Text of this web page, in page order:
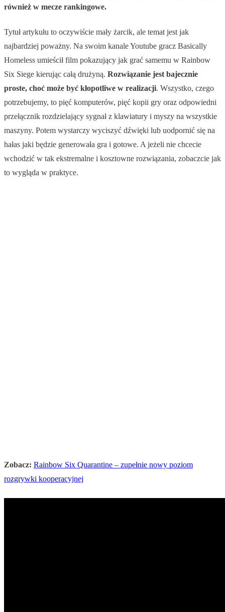
również w mecze rankingowe.
Tytuł artykułu to oczywiście mały żarcik, ale temat jest jak
najbardziej poważny. Na swoim kanale Youtube gracz Basically
Homeless umieścił film pokazujący jak grać samemu w Rainbow
Six Siege kierując całą drużyną. Rozwiązanie jest bajecznie
proste, choć może być kłopotliwe w realizacji. Wszystko, czego
potrzebujemy, to pięć komputerów, pięć kopii gry oraz odpowiedni
przełącznik rozdzielający sygnał z klawiatury i myszy na wszystkie
maszyny. Potem wystarczy wyciszyć dźwięki lub uodpornić się na
hałas jaki będzie generowała gra i gotowe. A jeżeli nie chcecie
wchodzić w tak ekstremalne i kosztowne rozwiązania, zobaczcie jak
to wygląda w praktyce.
Zobacz: Rainbow Six Quarantine – zupełnie nowy poziom
rozgrywki kooperacyjnej